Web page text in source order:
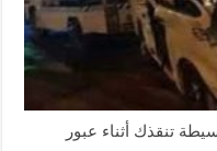
تنقذك أثناء عبور